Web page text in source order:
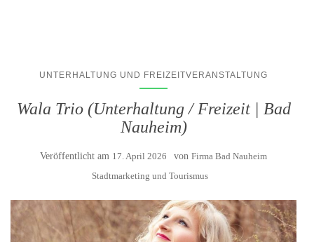
UNTERHALTUNG UND FREIZEITVERANSTALTUNG
Wala Trio (Unterhaltung / Freizeit | Bad
Nauheim)
Veröffentlicht am 17. April 2026 von Firma Bad Nauheim
Stadtmarketing und Tourismus